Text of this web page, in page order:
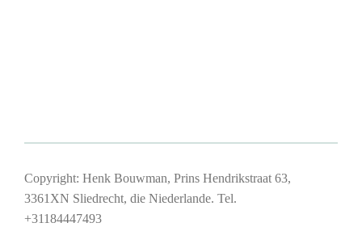
Copyright: Henk Bouwman, Prins Hendrikstraat 63,
3361XN Sliedrecht, die Niederlande. Tel.
+31184447493